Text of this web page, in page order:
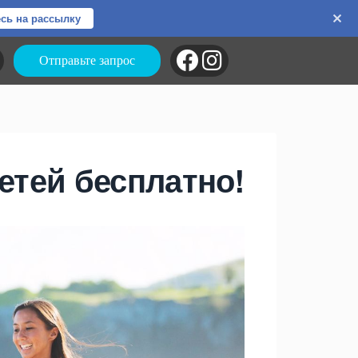
на рассылку
Отправьте запрос
бесплатно!